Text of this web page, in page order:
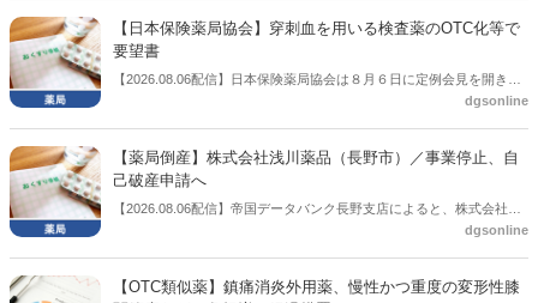
3.3％へ大きく低下した。
【日本保険薬局協会】穿刺血を用いる検査薬のOTC化等で
要望書
【2026.08.06配信】日本保険薬局協会は８月６日に定例会見を開き、
「穿刺血を用いる検査薬のOTC化等に関する要望書」を厚生労働省 医
dgsonline
【薬局倒産】株式会社浅川薬品（長野市）／事業停止、自
己破産申請へ
【2026.08.06配信】帝国データバンク長野支店によると、株式会社浅
川薬品（長野市）は7月31日に事業を停止し、自己破産申請の準備に
dgsonline
【OTC類似薬】鎮痛消炎外用薬、慢性かつ重度の変形性膝